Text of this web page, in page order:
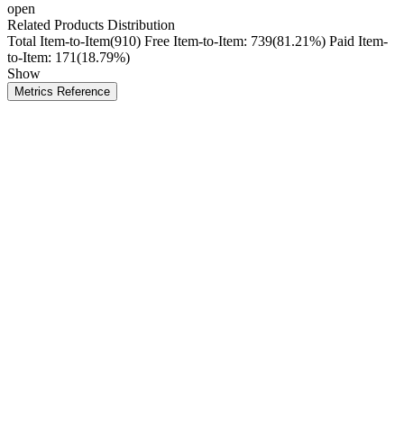
open
Related Products Distribution
Total Item-to-Item(910) Free Item-to-Item: 739(81.21%) Paid Item-
to-Item: 171(18.79%)
Show
Metrics Reference